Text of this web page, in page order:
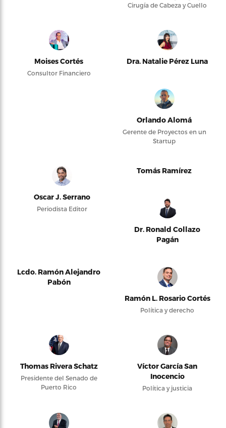
Cirugía de Cabeza y Cuello
Moises Cortés
Consultor Financiero
Dra. Natalie Pérez Luna
Orlando Alomá
Gerente de Proyectos en un
Startup
Oscar J. Serrano
Periodista Editor
Tomás Ramírez
Dr. Ronald Collazo
Pagán
Lcdo. Ramón Alejandro
Pabón
Ramón L. Rosario Cortés
Política y derecho
Thomas Rivera Schatz
Presidente del Senado de
Puerto Rico
Víctor García San
Inocencio
Política y justicia